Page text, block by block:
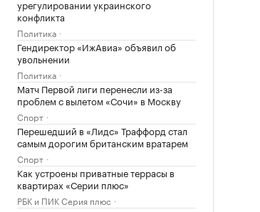
урегулировании украинского
конфликта
Политика
Гендиректор «ИжАвиа» объявил об
увольнении
Политика
Матч Первой лиги перенесли из-за
проблем с вылетом «Сочи» в Москву
Спорт
Перешедший в «Лидс» Траффорд стал
самым дорогим британским вратарем
Спорт
Как устроены приватные террасы в
квартирах «Серии плюс»
РБК и ПИК Серия плюс